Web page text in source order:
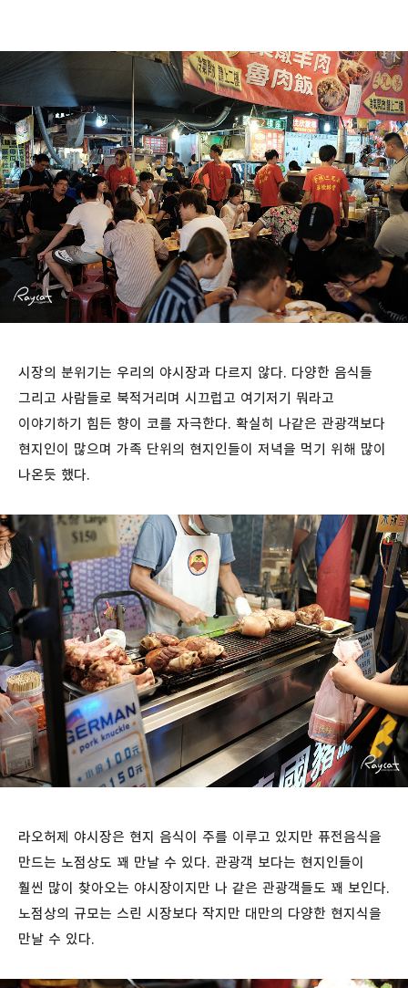
시장의 분위기는 우리의 야시장과 다르지 않다. 다양한 음식들
그리고 사람들로 북적거리며 시끄럽고 여기저기 뭐라고
이야기하기 힘든 향이 코를 자극한다. 확실히 나같은 관광객보다
현지인이 많으며 가족 단위의 현지인들이 저녁을 먹기 위해 많이
나온듯 했다.
라오허제 야시장은 현지 음식이 주를 이루고 있지만 퓨전음식을
만드는 노점상도 꽤 만날 수 있다. 관광객 보다는 현지인들이
훨씬 많이 찾아오는 야시장이지만 나 같은 관광객들도 꽤 보인다.
노점상의 규모는 스린 시장보다 작지만 대만의 다양한 현지식을
만날 수 있다.